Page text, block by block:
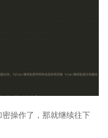
操作了，那就继续往下